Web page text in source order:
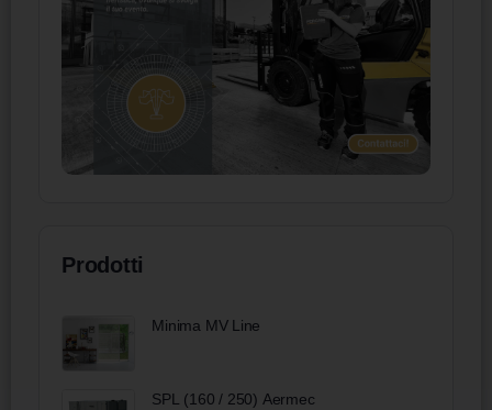
Prodotti
Minima MV Line
SPL (160 / 250) Aermec